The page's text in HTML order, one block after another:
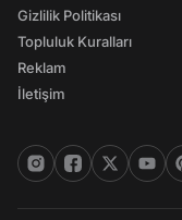
Gizlilik Politikası
Topluluk Kuralları
Reklam
İletişim